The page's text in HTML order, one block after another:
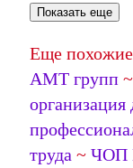
Показать еще
Еще похожие
АМТ групп
организация
труда ~ЧОП